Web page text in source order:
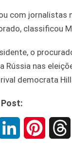
com jornalistas
classificou
o
Rússia nas
democrata